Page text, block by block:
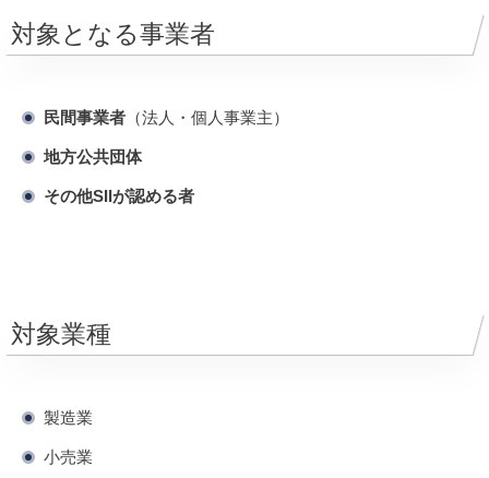
対象となる事業者
民間事業者 （法人・個人事業主）
地方公共団体
その他SIIが認める者
対象業種
製造業
小売業